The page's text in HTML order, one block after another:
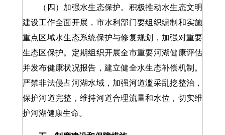
（四）加强水生态保护。积极推动水生态文明
建设工作全面开展，市水利部门要组织编制和实施
重点区域水生态系统保护与修复规划，加强对重要
生态区保护。定期组织开展全市重要河湖健康评估
并发布健康状况报告，建立健全水生态补偿机制。
严禁非法侵占河湖水域，加强河道滥采乱挖整治，
保护河道完整，维持河道合理流量和水位，切实维
护河湖健康生命。